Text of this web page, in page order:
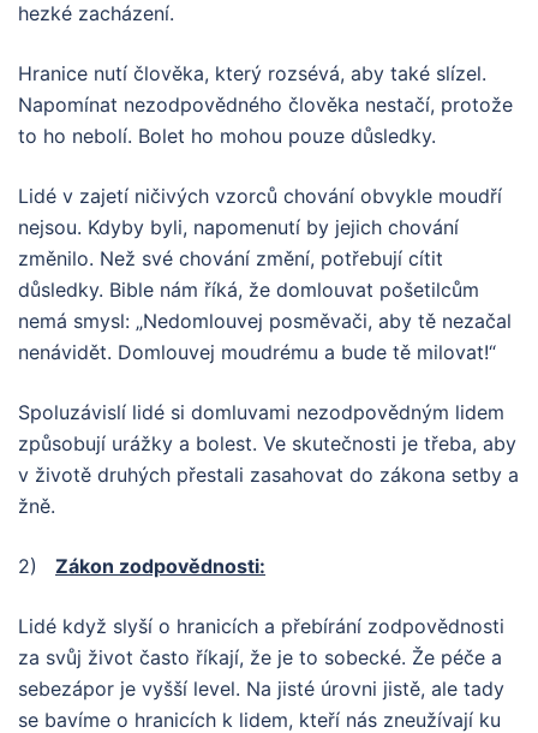
hezké zacházení.
Hranice nutí člověka, který rozsévá, aby také slízel.
Napomínat nezodpovědného člověka nestačí, protože
to ho nebolí. Bolet ho mohou pouze důsledky.
Lidé v zajetí ničivých vzorců chování obvykle moudří
nejsou. Kdyby byli, napomenutí by jejich chování
změnilo. Než své chování změní, potřebují cítit
důsledky. Bible nám říká, že domlouvat pošetilcům
nemá smysl: „Nedomlouvej posměvači, aby tě nezačal
nenávidět. Domlouvej moudrému a bude tě milovat!“
Spoluzávislí lidé si domluvami nezodpovědným lidem
způsobují urážky a bolest. Ve skutečnosti je třeba, aby
v životě druhých přestali zasahovat do zákona setby a
žně.
2) Zákon zodpovědnosti:
Lidé když slyší o hranicích a přebírání zodpovědnosti
za svůj život často říkají, že je to sobecké. Že péče a
sebezápor je vyšší level. Na jisté úrovni jistě, ale tady
se bavíme o hranicích k lidem, kteří nás zneužívají ku